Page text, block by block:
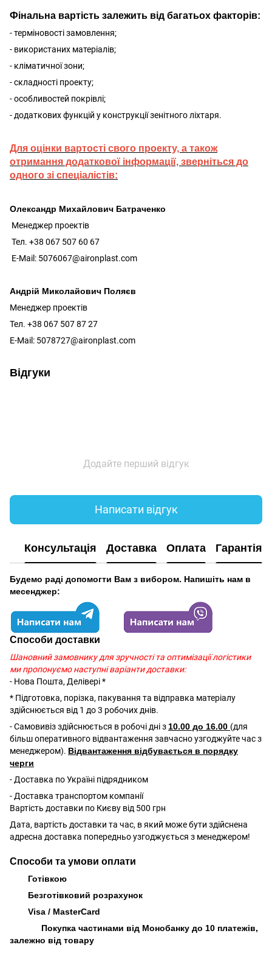
Фінальна вартість залежить від багатьох факторів:
- терміновості замовлення;
- використаних матеріалів;
- кліматичної зони;
- складності проекту;
- особливостей покрівлі;
- додаткових функцій у конструкції зенітного ліхтаря.
Для оцінки вартості свого проекту, а також
отримання додаткової інформації, зверніться до
одного зі спеціалістів:
Олександр Михайлович Батраченко
Менеджер проектів
Тел. +38 067 507 60 67
E-Mail: 5076067@aironplast.com
Андрій Миколайович Поляєв
Менеджер проектів
Тел. +38 067 507 87 27
E-Mail: 5078727@aironplast.com
Відгуки
Додайте перший відгук
Написати відгук
Консультація Доставка Оплата Гарантія
Будемо раді допомогти Вам з вибором. Напишіть нам в
месенджер:
Способи доставки
Шановний замовнику для зручності та оптимізації логістики
ми пропонуємо наступні варіанти доставки:
- Нова Пошта, Делівері *
* Підготовка, порізка, пакування та відправка матеріалу
здійснюється від 1 до 3 робочих днів.
- Самовивіз здійснюється в робочі дні з 10.00 до 16.00 (для
більш оперативного відвантаження завчасно узгоджуйте час з
менеджером). Відвантаження відбувається в порядку
черги
- Доставка по Україні підрядником
- Доставка транспортом компанії
Вартість доставки по Києву від 500 грн
Дата, вартість доставки та час, в який може бути здійснена
адресна доставка попередньо узгоджується з менеджером!
Способи та умови оплати
Готівкою
Безготівковий розрахунок
Visa / MasterCard
Покупка частинами від Монобанку до 10 платежів,
залежно від товару